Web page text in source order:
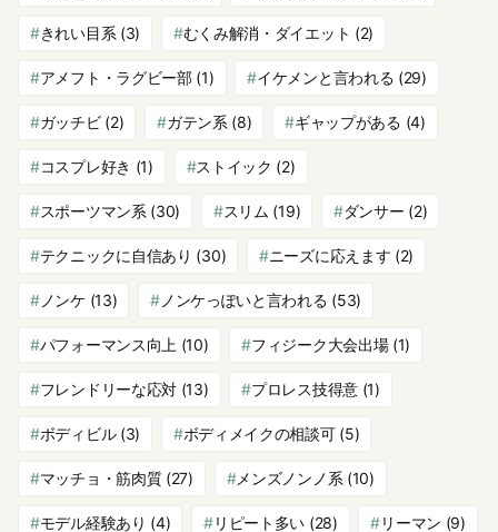
きれい目系 (3) むくみ解消・ダイエット (2)
アメフト・ラグビー部(1) イケメンと言われる (29)
ガッチビ(2) ガテン系 (8) ギャップがある (4)
コスプレ好き (1) ストイック (2)
スポーツマン系 (30) スリム (19) ダンサー (2)
テクニックに自信あり (30) ニーズに応えます (2)
ノンケ (13) ノンケっぽいと言われる (53)
パフォーマンス向上 (10) フィジーク大会出場(1)
フレンドリーな応対 (13) プロレス技得意(1)
ボディビル(3) ボディメイクの相談可(5)
マッチョ・筋肉質(27) メンズノンノ系 (10)
モデル経験あり (4) リピート多い (28) リーマン (9)